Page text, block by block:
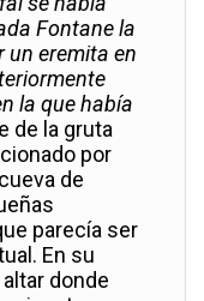
Fontane la
un eremita en
la que había
de la gruta
por
de
parecía ser
En su
donde